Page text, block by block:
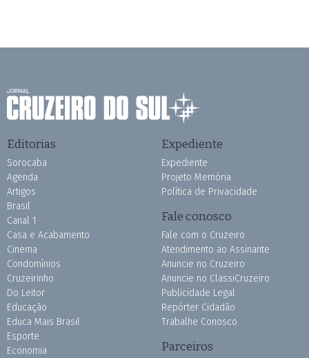
Editorias
Sorocaba
Agenda
Artigos
Brasil
Canal 1
Casa e Acabamento
Cinema
Condomínios
Cruzeirinho
Do Leitor
Educação
Educa Mais Brasil
Esporte
Economia
Expediente
Expediente
Projeto Memória
Política de Privacidade
Fale conosco
Fale com o Cruzeiro
Atendimento ao Assinante
Anuncie no Cruzeiro
Anuncie no ClassiCruzeiro
Publicidade Legal
Repórter Cidadão
Trabalhe Conosco
Parceiros